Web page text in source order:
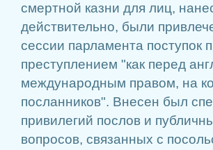
смертной казни для лиц,
действительно, были
сессии парламента поступок
преступлением "как перед
международным правом, на
посланников". Внесен был
привилегий послов и
вопросов, связанных с